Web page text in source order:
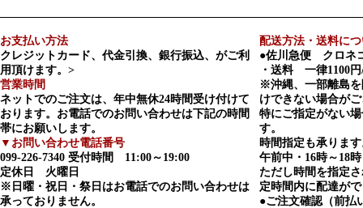
お支払い方法
クレジットカード、代金引換、銀行振込、がご利
用頂けます。>
営業時間
ネットでのご注文は、年中無休24時間受け付けて
おります。お電話でのお問い合わせは下記の時間
帯にお願いします。
▼お問い合わせ電話番号
099-226-7340 受付時間 11:00～19:00
定休日 火曜日
※日曜・祝日・祭日はお電話でのお問い合わせは
承っておりません。
配送方法・送料に
●佐川急便 クロネ
・送料 一律1100
※沖縄、一部離島
けできない場合が
特にご指定がない
す。
時間指定も承りま
午前中・16時～18
ただし時間を指定
定時間内に配達が
●ご注文確認（前払